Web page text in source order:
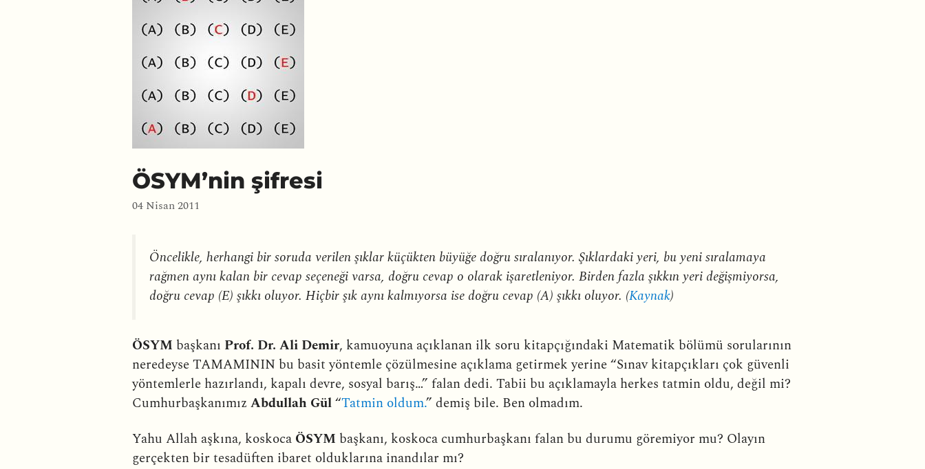
ÖSYM’nin şifresi
04 Nisan 2011
Öncelikle, herhangi bir soruda verilen şıklar küçükten büyüğe doğru sıralanıyor. Şıklardaki yeri, bu yeni sıralamaya
rağmen aynı kalan bir cevap seçeneği varsa, doğru cevap o olarak işaretleniyor. Birden fazla şıkkın yeri değişmiyorsa,
doğru cevap (E) şıkkı oluyor. Hiçbir şık aynı kalmıyorsa ise doğru cevap (A) şıkkı oluyor. (Kaynak)
ÖSYM başkanı Prof. Dr. Ali Demir, kamuoyuna açıklanan ilk soru kitapçığındaki Matematik bölümü sorularının
neredeyse TAMAMININ bu basit yöntemle çözülmesine açıklama getirmek yerine “Sınav kitapçıkları çok güvenli
yöntemlerle hazırlandı, kapalı devre, sosyal barış…” falan dedi. Tabii bu açıklamayla herkes tatmin oldu, değil mi?
Cumhurbaşkanımız Abdullah Gül“Tatmin oldum.” demiş bile. Ben olmadım.
Yahu Allah aşkına, koskoca ÖSYM başkanı, koskoca cumhurbaşkanı falan bu durumu göremiyor mu? Olayın
gerçekten bir tesadüften ibaret olduklarına inandılar mı?